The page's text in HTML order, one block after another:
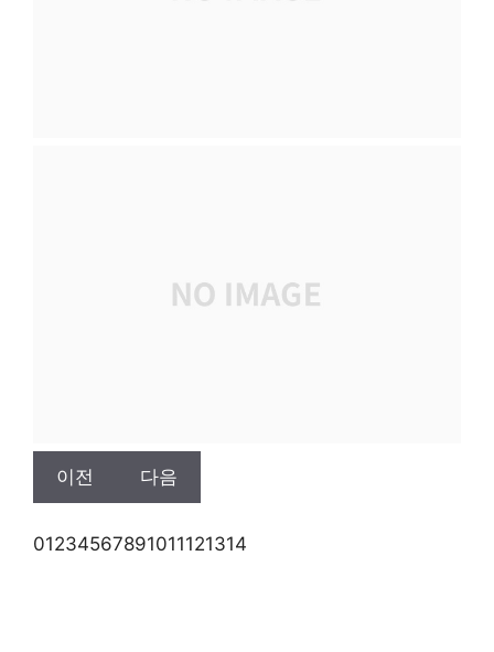
이전 다음
01234567891011121314